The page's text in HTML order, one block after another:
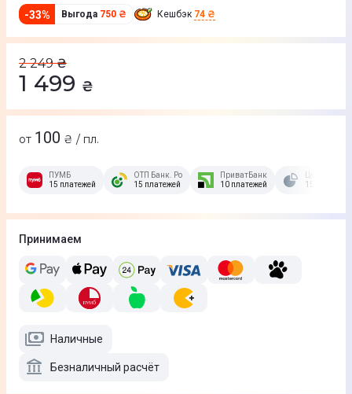
-33% Выгода 750 ₴ Кешбэк 74 ₴
2 249 ₴
1 499 ₴
от 100 ₴ / пл.
ПУМБ
15 платежей
ОТП Банк. Розстрочка Скибочка.
15 платежей
ПриватБанк
10 платежей
15 платежей
Принимаем
Наличные
Безналичный расчёт